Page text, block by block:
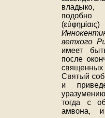
владыко,
ветхого
имеет
после
священных
Святый
и
тогда с
амвона,